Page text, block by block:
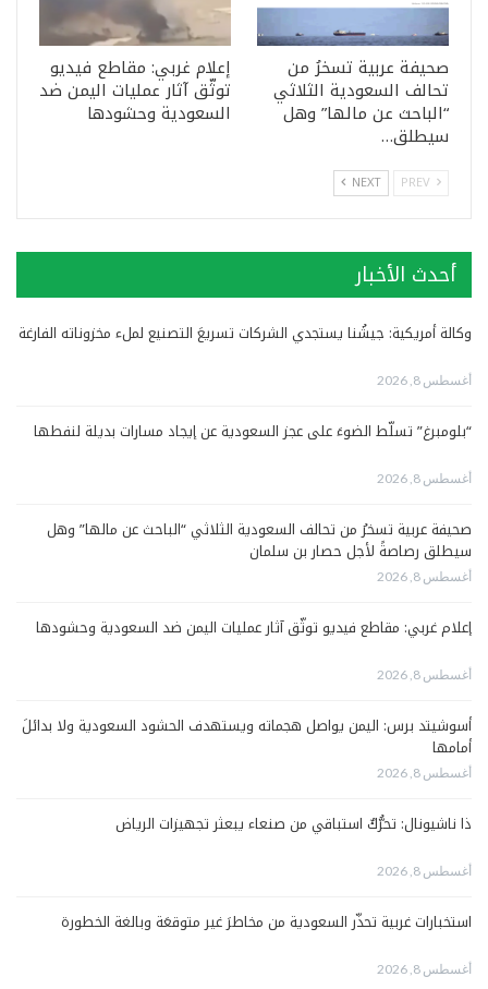
صحيفة عربية تسخرُ من
تحالف السعودية الثلاثي
“الباحث عن مالها” وهل
سيطلق…
إعلام غربي: مقاطع فيديو
توثّق آثار عمليات اليمن ضد
السعودية وحشودها
NEXT
أحدث الأخبار
وكالة أمريكية: جيشُنا يستجدي الشركات تسريعَ التصنيع لملء مخزوناته الفارغة
أغسطس 8, 2026
“بلومبرغ” تسلّط الضوءَ على عجز السعودية عن إيجاد مسارات بديلة لنفطها
أغسطس 8, 2026
صحيفة عربية تسخرُ من تحالف السعودية الثلاثي “الباحث عن مالها” وهل
سيطلق رصاصةً لأجل حصار بن سلمان
أغسطس 8, 2026
إعلام غربي: مقاطع فيديو توثّق آثار عمليات اليمن ضد السعودية وحشودها
أغسطس 8, 2026
أسوشيتد برس: اليمن يواصل هجماته ويستهدف الحشود السعودية ولا بدائلَ
أمامها
أغسطس 8, 2026
ذا ناشيونال: تحرُّكٌ استباقي من صنعاء يبعثر تجهيزات الرياض
أغسطس 8, 2026
استخبارات غربية تحذّر السعودية من مخاطرَ غير متوقعَة وبالغة الخطورة
أغسطس 8, 2026